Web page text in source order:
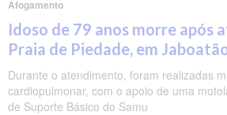
Afogamento
Idoso de 79 anos morre após
Praia de Piedade, em
Durante o atendimento, foram realizadas
cardiopulmonar, com o apoio de uma
de Suporte Básico do Samu